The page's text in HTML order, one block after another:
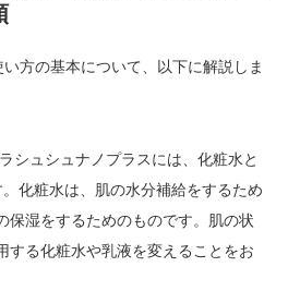
方の基本について、以下に解説しま
シュシュナノプラスには、化粧水と
化粧水は、肌の水分補給をするため
保湿をするためのものです。肌の状
する化粧水や乳液を変えることをお